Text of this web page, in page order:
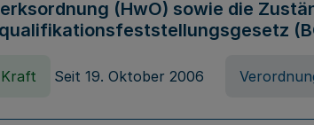
(HwO) sowie die
Seit 19. Oktober 2006